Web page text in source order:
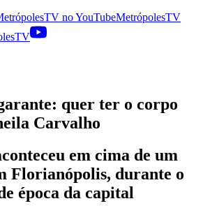
noYouTubeMetrópolesTV
quer ter o corpo
Carvalho
em cima de um
Florianópolis, durante o
época da capital